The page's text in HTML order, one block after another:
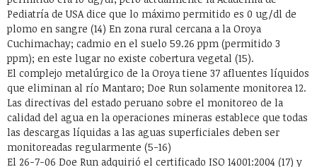
Pediatría de USA dice que lo máximo permitido es 0 ug/dl de
plomo en sangre (14) En zona rural cercana a la Oroya
Cuchimachay; cadmio en el suelo 59.26 ppm (permitido 3
ppm); en este lugar no existe cobertura vegetal (15).
El complejo metalúrgico de la Oroya tiene 37 afluentes líquidos
que eliminan al río Mantaro; Doe Run solamente monitorea 12.
Las directivas del estado peruano sobre el monitoreo de la
calidad del agua en la operaciones mineras establece que todas
las descargas líquidas a las aguas superficiales deben ser
monitoreadas regularmente (5-16)
El 26-7-06 Doe Run adquirió el certificado ISO 14001:2004 (17) y